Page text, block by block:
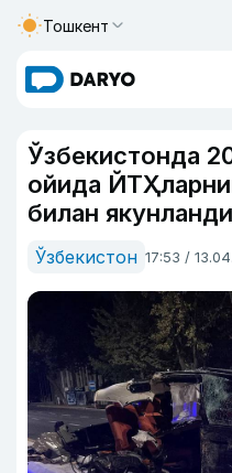
Тошкент
Ўзбекистонда
ойида
билан якунланди
Ўзбекистон 17:53 /